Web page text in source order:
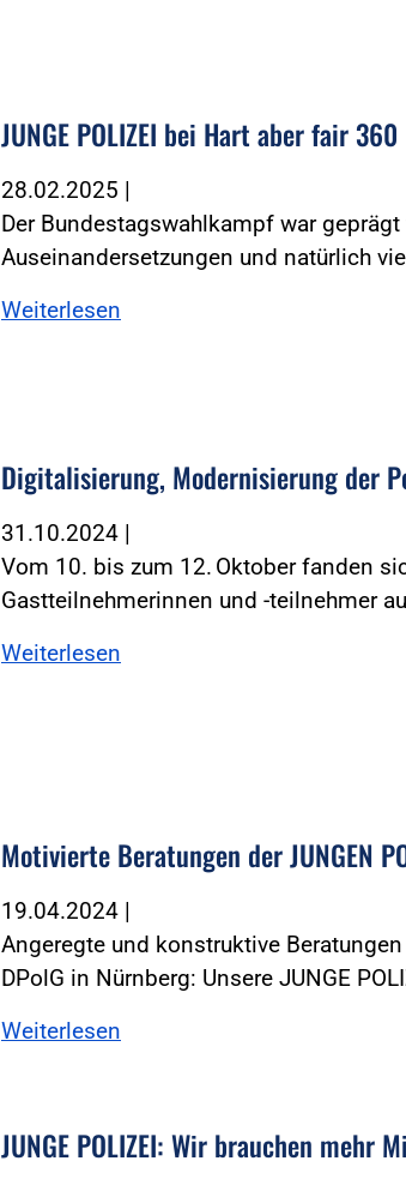
JUNGE POLIZEI bei Hart aber fair 360
28.02.2025 |
Der Bundestagswahlkampf war
Auseinandersetzungen und natürlich
Weiterlesen
Digitalisierung, Modernisierung der
31.10.2024 |
Vom 10. bis zum 12. Oktober fanden
Gastteilnehmerinnen und -teilnehmer
Weiterlesen
Motivierte Beratungen der JUNGEN
19.04.2024 |
Angeregte und konstruktive
DPolG in Nürnberg: Unsere JUNGE
Weiterlesen
JUNGE POLIZEI: Wir brauchen mehr